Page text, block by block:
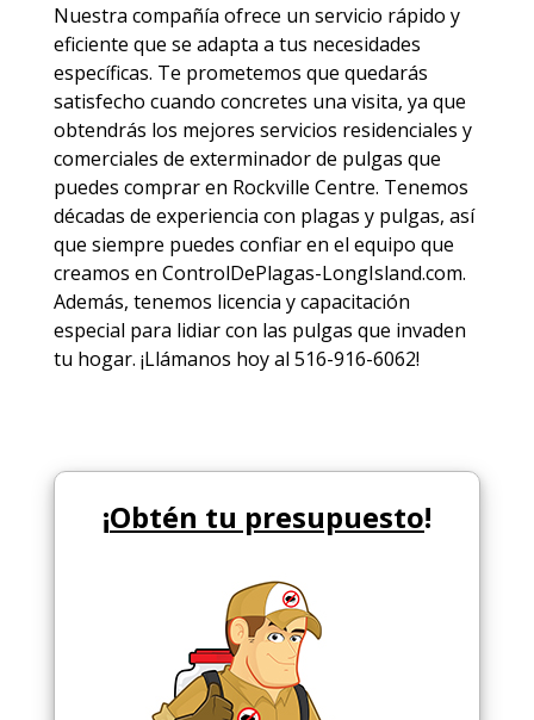
Nuestra compañía ofrece un servicio rápido y
eficiente que se adapta a tus necesidades
específicas. Te prometemos que quedarás
satisfecho cuando concretes una visita, ya que
obtendrás los mejores servicios residenciales y
comerciales de exterminador de pulgas que
puedes comprar en Rockville Centre. Tenemos
décadas de experiencia con plagas y pulgas, así
que siempre puedes confiar en el equipo que
creamos en ControlDePlagas-LongIsland.com.
Además, tenemos licencia y capacitación
especial para lidiar con las pulgas que invaden
tu hogar. ¡Llámanos hoy al 516-916-6062!
¡Obtén tu presupuesto!